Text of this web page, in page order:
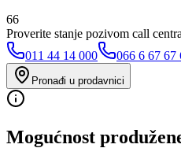
66
Proverite stanje pozivom call centra
011 44 14 000
066 6 67 67
Pronađi u prodavnici
Mogućnost